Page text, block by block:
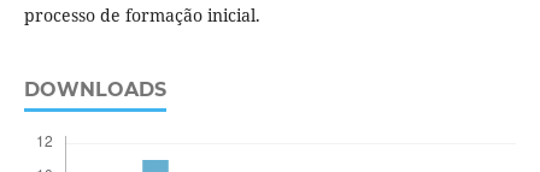
processo de formação inicial.
DOWNLOADS